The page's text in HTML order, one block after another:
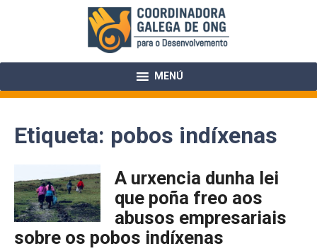
MENÚ
Etiqueta: pobos indíxenas
A urxencia dunha lei
que poña freo aos
abusos empresariais
sobre os pobos indíxenas